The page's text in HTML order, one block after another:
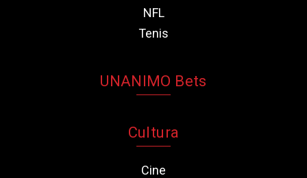
NFL
Tenis
UNANIMO Bets
Cultura
Cine